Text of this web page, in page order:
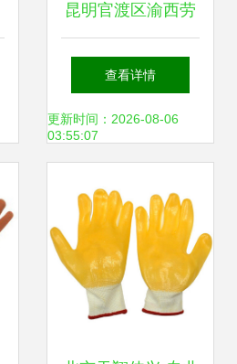
昆明官渡区渝西劳
保用品经营部 专业
守护，安全无忧
查看详情
更新时间：2026-08-06
03:55:07